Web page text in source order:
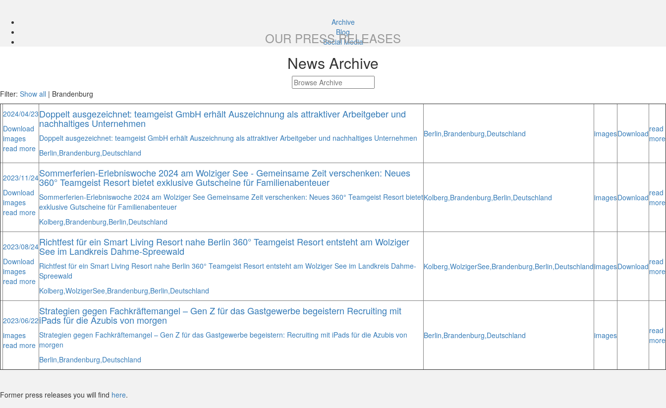
Archive
Blog
Social Media
OUR PRESS RELEASES
News Archive
Filter: Show all | Brandenburg
2024/04/23
Download
images
read more
Doppelt ausgezeichnet: teamgeist GmbH erhält Auszeichnung als attraktiver Arbeitgeber und
nachhaltiges Unternehmen
Doppelt ausgezeichnet: teamgeist GmbH erhält Auszeichnung als attraktiver Arbeitgeber und nachhaltiges Unternehmen
Berlin,Brandenburg,Deutschland
Berlin,Brandenburg,Deutschland imagesDownloadread
more
2023/11/24
Download
images
read more
Sommerferien-Erlebniswoche 2024 am Wolziger See - Gemeinsame Zeit verschenken: Neues
360° Teamgeist Resort bietet exklusive Gutscheine für Familienabenteuer
Sommerferien-Erlebniswoche 2024 am Wolziger See Gemeinsame Zeit verschenken: Neues 360° Teamgeist Resort bietet
exklusive Gutscheine für Familienabenteuer
Kolberg,Brandenburg,Berlin,Deutschland
Kolberg,Brandenburg,Berlin,Deutschland imagesDownloadread
more
2023/08/24
Download
images
read more
Richtfest für ein Smart Living Resort nahe Berlin 360° Teamgeist Resort entsteht am Wolziger
See im Landkreis Dahme-Spreewald
Richtfest für ein Smart Living Resort nahe Berlin 360° Teamgeist Resort entsteht am Wolziger See im Landkreis Dahme-
Spreewald
Kolberg,WolzigerSee,Brandenburg,Berlin,Deutschland
Kolberg,WolzigerSee,Brandenburg,Berlin,DeutschlandimagesDownloadread
more
2023/06/22
images
read more
Strategien gegen Fachkräftemangel – Gen Z für das Gastgewerbe begeistern Recruiting mit
iPads für die Azubis von morgen
Strategien gegen Fachkräftemangel – Gen Z für das Gastgewerbe begeistern: Recruiting mit iPads für die Azubis von
morgen
Berlin,Brandenburg,Deutschland
Berlin,Brandenburg,Deutschland images
read
more
Former press releases you will find here.